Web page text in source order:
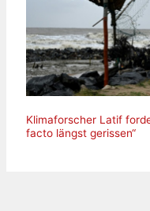
Klimaforscher Latif
facto längst gerissen“